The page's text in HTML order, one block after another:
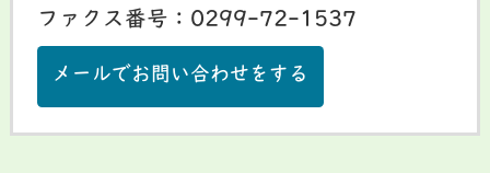
ファクス番号：0299-72-1537
メールでお問い合わせをする